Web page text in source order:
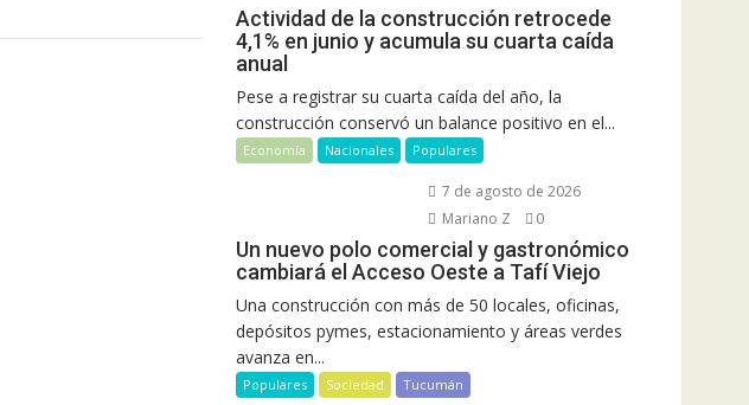
Actividad de la construcción retrocede
4,1% en junio y acumula su cuarta caída
anual
Pese a registrar su cuarta caída del año, la
construcción conservó un balance positivo en el...
Economía Nacionales Populares
7 de agosto de 2026
Mariano Z
0
Un nuevo polo comercial y gastronómico
cambiará el Acceso Oeste a Tafí Viejo
Una construcción con más de 50 locales, oficinas,
depósitos pymes, estacionamiento y áreas verdes
avanza en...
Populares Sociedad Tucumán